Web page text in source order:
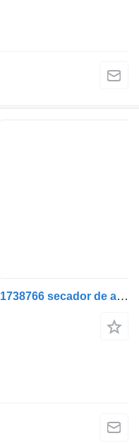
DAF Occ luchtdroger 1681571, 1738766 secador de aire para camión